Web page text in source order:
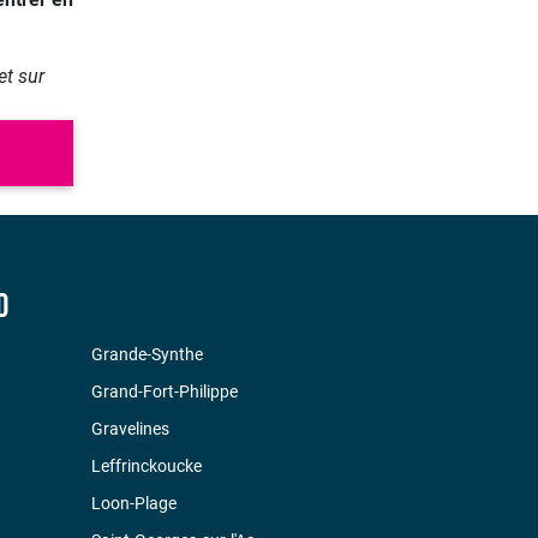
sur
Grande-Synthe
Grand-Fort-Philippe
Gravelines
Leffrinckoucke
Loon-Plage